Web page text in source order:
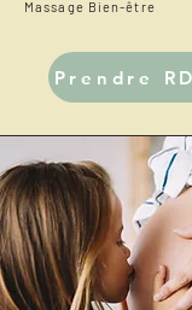
Massage Bien-être
Prendre